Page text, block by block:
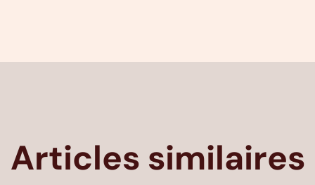
Articles similaires